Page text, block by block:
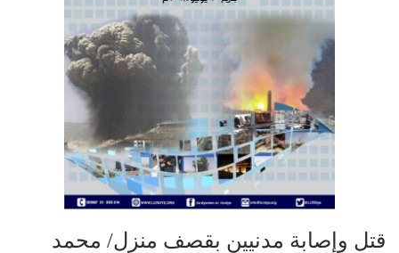
قتل وإصابة مدنيين بقصف منزل/ محمد